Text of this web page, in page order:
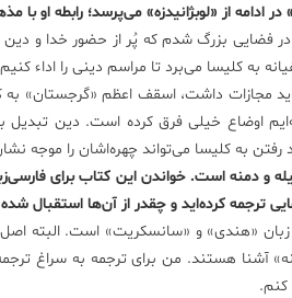
ادامه از «لوبژانیدزه» می‌پرسد؛ رابطه او
فضایی بزرگ شدم که پُر از حضور خدا و دین
به کلیسا می‌برد تا مراسم دینی را
مجازات داشت، اسقف اعظم «گرجستان» به
اوضاع خیلی فرق کرده است. دین تبدیل
به کلیسا می‌تواند چهره‌اشان را موجه
و دمنه است. خواندن این کتاب برای
ترجمه کرده‌اید و چقدر از آن‌ها استقبال
«هندی» و «سانسکریت» است. البته
آشنا هستند. من برای ترجمه به سراغ
کنم.